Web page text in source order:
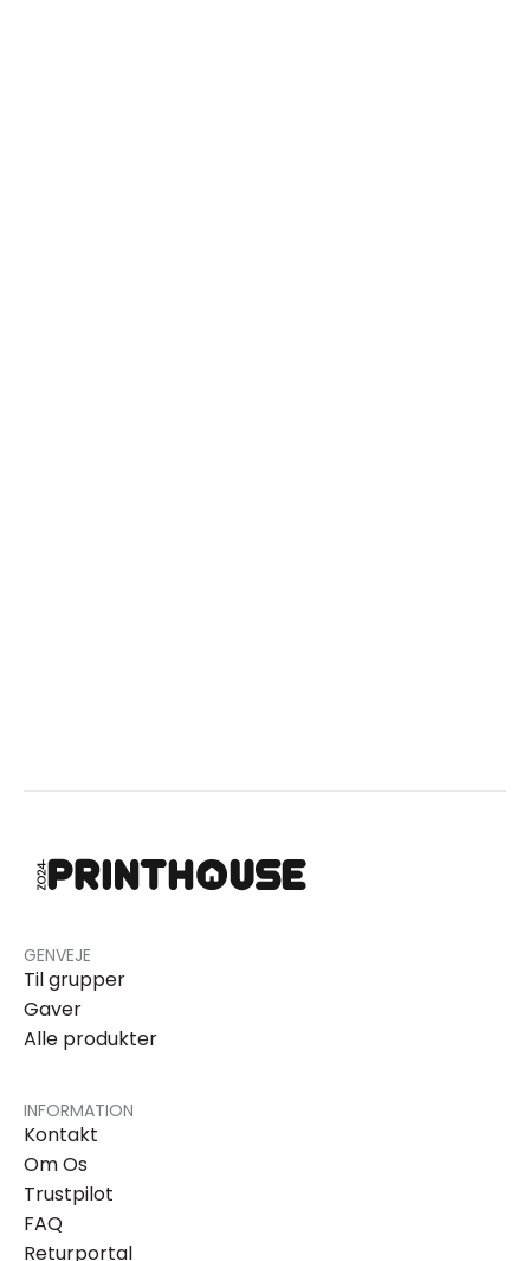
GENVEJE
Til grupper
Gaver
Alle produkter
INFORMATION
Kontakt
Om Os
Trustpilot
FAQ
Returportal